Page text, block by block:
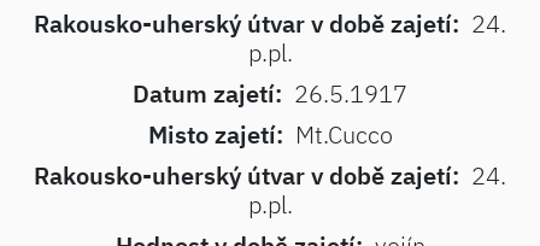
Rakousko-uherský útvar v době zajetí: 24.
p.pl.
Datum zajetí: 26.5.1917
Misto zajetí: Mt.Cucco
Rakousko-uherský útvar v době zajetí: 24.
p.pl.